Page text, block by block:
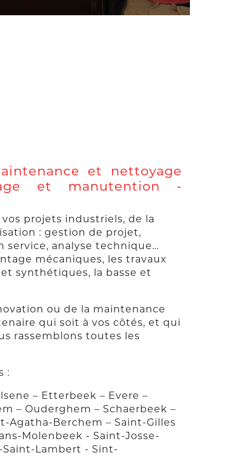
et nettoyage
et manutention -
vos projets industriels, de la
: gestion de projet,
service, analyse technique…
mécaniques, les travaux
synthétiques, la basse et
ou de la maintenance
qui soit à vos côtés, et qui
rassemblons toutes les
:
– Etterbeek – Evere –
– Ouderghem – Schaerbeek –
Agatha-Berchem – Saint-Gilles
Molenbeek - Saint-Josse-
Lambert - Sint-